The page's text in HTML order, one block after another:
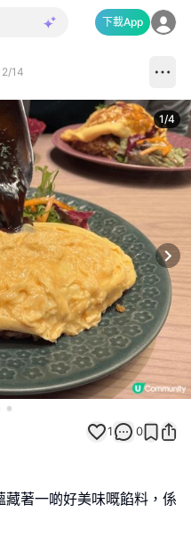
下載App
14
1/4
1 0
著一啲好美味嘅餡料，係